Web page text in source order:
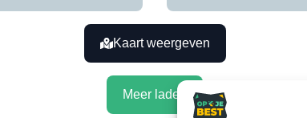
Kaart weergeven
Meer laden